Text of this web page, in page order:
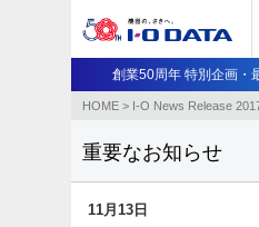
創業50周年 特別企画・
HOME > I-O News Release
重要なお知らせ
11月13日